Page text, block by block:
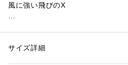
風に強い飛びのX
ドライバーショットは風に強く、
性別：メンズ
サイズ詳細